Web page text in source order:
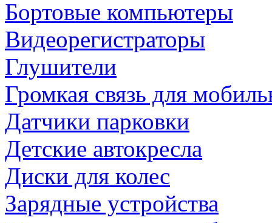
Бортовые компьютеры
Видеорегистраторы
Глушители
Громкая связь для
Датчики парковки
Детские автокресла
Диски для колес
Зарядные устройства